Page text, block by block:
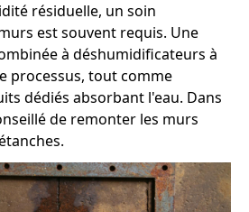
résiduelle, un soin
est souvent requis. Une
à déshumidificateurs à
processus, tout comme
dédiés absorbant l'eau. Dans
de remonter les murs